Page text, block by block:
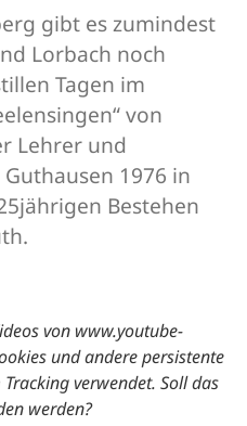
gibt es zumindest
Lorbach noch
Tagen im
von
Lehrer und
1976 in
Bestehen
von www.youtube-
und andere persistente
verwendet. Soll das
werden?